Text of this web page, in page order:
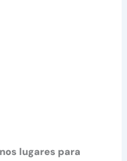
lugares para